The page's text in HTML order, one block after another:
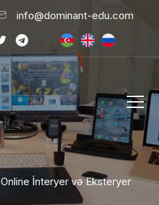
info@dominant-edu.com
Online İnteryer və Eksteryer